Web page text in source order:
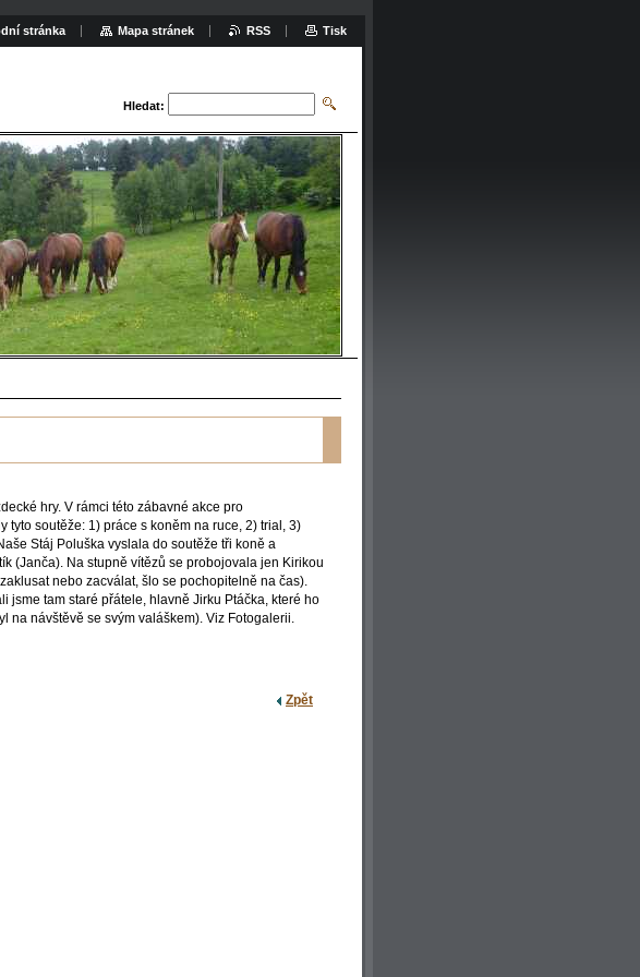
Hledat:
hry. V rámci této zábavné akce pro
soutěže: 1) práce s koněm na ruce, 2) trial, 3)
Stáj Poluška vyslala do soutěže tři koně a
(Janča). Na stupně vítězů se probojovala jen Kirikou
nebo zacválat, šlo se pochopitelně na čas).
jsme tam staré přátele, hlavně Jirku Ptáčka, které ho
na návštěvě se svým valáškem). Viz Fotogalerii.
Zpět
stránka Mapa stránek RSS Tisk